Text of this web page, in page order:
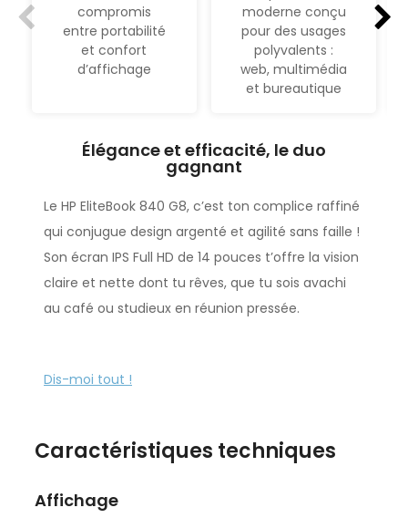
compromis
entre portabilité
et confort
d’affichage
moderne conçu
pour des usages
polyvalents :
web, multimédia
et bureautique
Élégance et efficacité, le duo
gagnant
Le HP EliteBook 840 G8, c’est ton complice raffiné
qui conjugue design argenté et agilité sans faille !
Son écran IPS Full HD de 14 pouces t’offre la vision
claire et nette dont tu rêves, que tu sois avachi
au café ou studieux en réunion pressée.
solide comme une envie de succès, il s’invite
Dis-moi tout !
Caractéristiques techniques
Affichage